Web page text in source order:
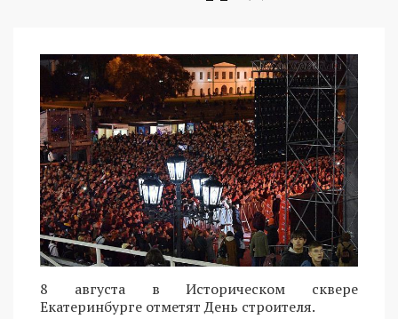
8 августа в Историческом сквере
Екатеринбурге отметят День строителя.